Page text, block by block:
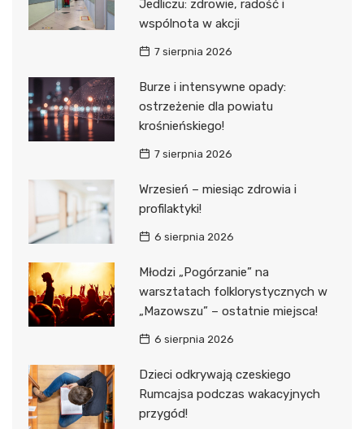
Jedliczu: zdrowie, radość i
wspólnota w akcji
7 sierpnia 2026
Burze i intensywne opady:
ostrzeżenie dla powiatu
krośnieńskiego!
7 sierpnia 2026
Wrzesień – miesiąc zdrowia i
profilaktyki!
6 sierpnia 2026
Młodzi „Pogórzanie” na
warsztatach folklorystycznych w
„Mazowszu” – ostatnie miejsca!
6 sierpnia 2026
Dzieci odkrywają czeskiego
Rumcajsa podczas wakacyjnych
przygód!